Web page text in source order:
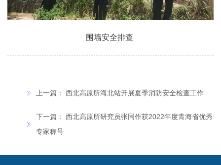
围墙安全排查
上一篇： 西北高原所海北站开展夏季消防安全检查工作
下一篇： 西北高原所研究员张同作获2022年度青海省优秀
专家称号